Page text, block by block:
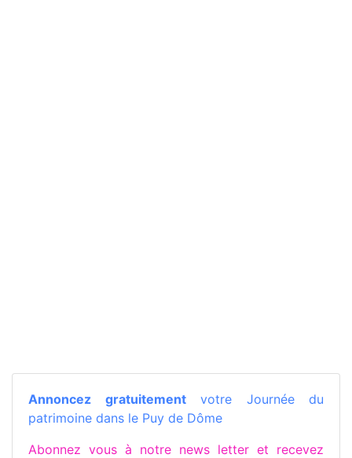
Annoncez gratuitementvotre Journée du
patrimoine dans le Puy de Dôme
Abonnez vous à notre news letter et recevez